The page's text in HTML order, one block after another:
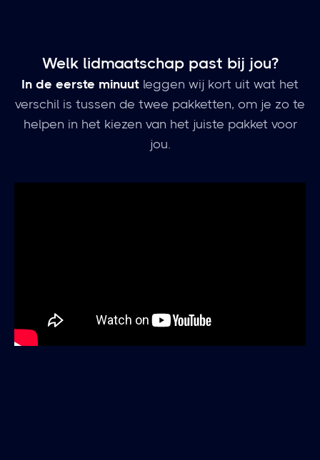
Welk lidmaatschap past bij jou?
In de eerste minuut leggen wij kort uit wat het
verschil is tussen de twee pakketten, om je zo te
helpen in het kiezen van het juiste pakket voor
jou.